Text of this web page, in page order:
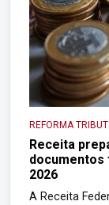
REFORMA
Receita
documentos
2026
A Receita